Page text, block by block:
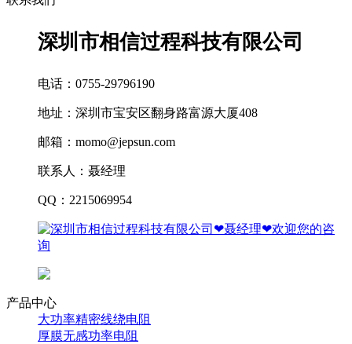
深圳市相信过程科技有限公司
电话：0755-29796190
地址：深圳市宝安区翻身路富源大厦408
邮箱：momo@jepsun.com
联系人：聂经理
QQ：2215069954
产品中心
大功率精密线绕电阻
厚膜无感功率电阻